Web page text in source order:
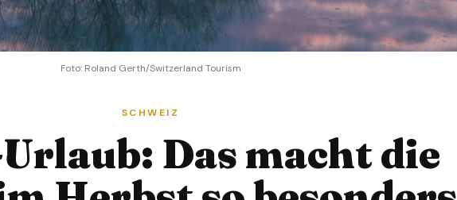
Foto: Roland Gerth/Switzerland Tourism
SCHWEIZ
Das macht die